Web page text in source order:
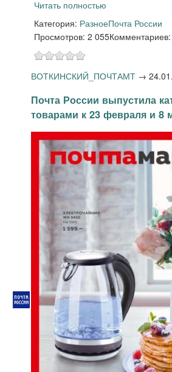
Читать полностью
Категория: РазноеПочта России
Просмотров: 2 055Комментариев:
ВОТКИНСКИЙ_ПОЧТАМТ →
Почта России выпустила
товарами к 23 февраля и 8